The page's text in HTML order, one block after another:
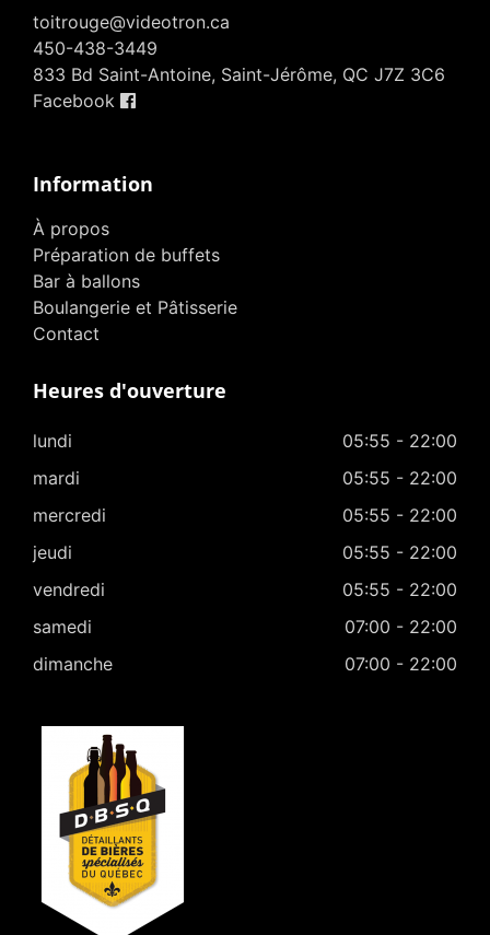
toitrouge@videotron.ca
450-438-3449
833 Bd Saint-Antoine, Saint-Jérôme, QC J7Z 3C6
Facebook
Information
À propos
Préparation de buffets
Bar à ballons
Boulangerie et Pâtisserie
Contact
Heures d'ouverture
lundi
05:55 - 22:00
mardi
05:55 - 22:00
mercredi
05:55 - 22:00
jeudi
05:55 - 22:00
vendredi
05:55 - 22:00
samedi
07:00 - 22:00
dimanche
07:00 - 22:00